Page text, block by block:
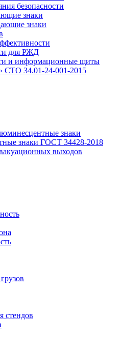
безопасности
знаки
знаки
для РЖД
и информационные щиты
34.01-24-001-2015
знаки
знаки ГОСТ 34428-2018
выходов
стендов